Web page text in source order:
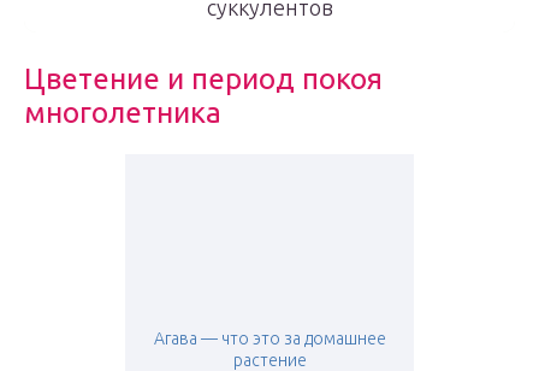
суккулентов
Цветение и период покоя
многолетника
Агава — что это за домашнее
растение